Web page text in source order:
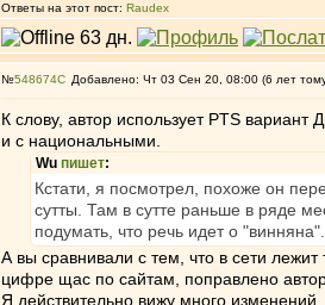
Ответы на этот пост: Raudex
№548674 Добавлено: Чт 03 Сен 20, 08:00 (6 лет
К слову, автор использует PTS вариант
и с национальными.
Wu пишет:
Кстати, я посмотрел, похоже он
сутты. Там в сутте раньше в ряде
подумать, что речь идет о
А вы сравнивали с тем, что в сети
цифре щас по сайтам, поправлено
Я действительно вижу много